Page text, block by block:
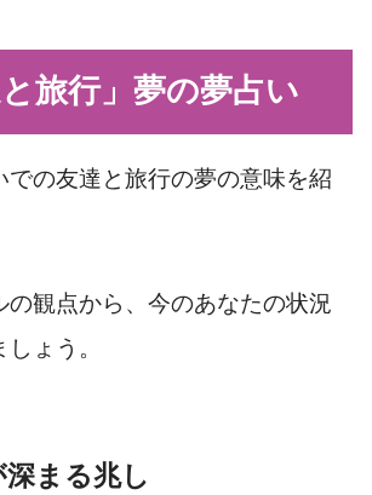
と旅行」夢の夢占い
での友達と旅行の夢の意味を紹
の観点から、今のあなたの状況
ょう。
まる兆し